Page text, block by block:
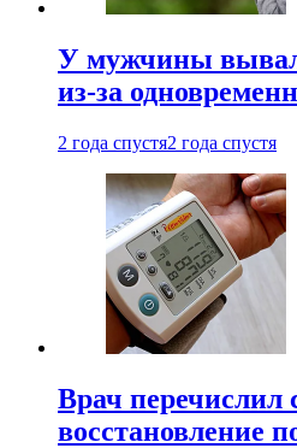
У мужчины
из-за
2 года спустя2 года спустя
Врач перечислил
восстановление